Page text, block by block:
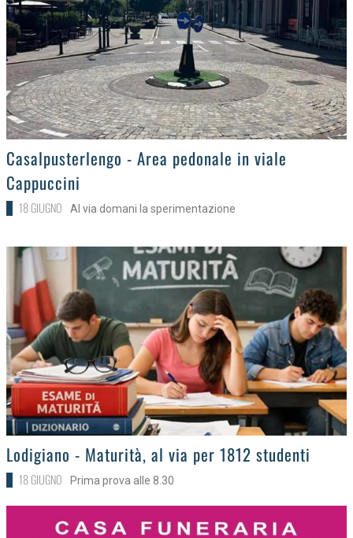
>
Casalpusterlengo - Area pedonale in viale
Cappuccini
18 GIUGNO Al via domani la sperimentazione
>Lodigiano - Maturità, al via per 1812 studenti
18 GIUGNO Prima prova alle 8.30